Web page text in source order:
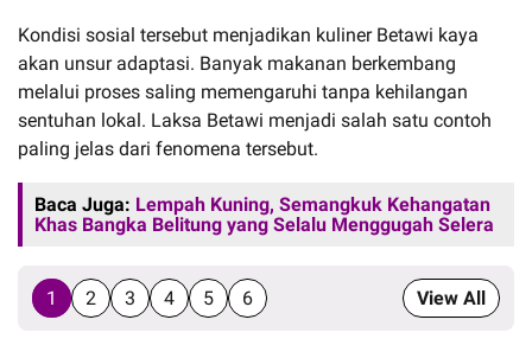
Kondisi sosial tersebut menjadikan kuliner Betawi kaya
akan unsur adaptasi. Banyak makanan berkembang
melalui proses saling memengaruhi tanpa kehilangan
sentuhan lokal. Laksa Betawi menjadi salah satu contoh
paling jelas dari fenomena tersebut.
Baca Juga: Lempah Kuning, Semangkuk Kehangatan
Khas Bangka Belitung yang Selalu Menggugah Selera
1 2 3 4 5 6 View All